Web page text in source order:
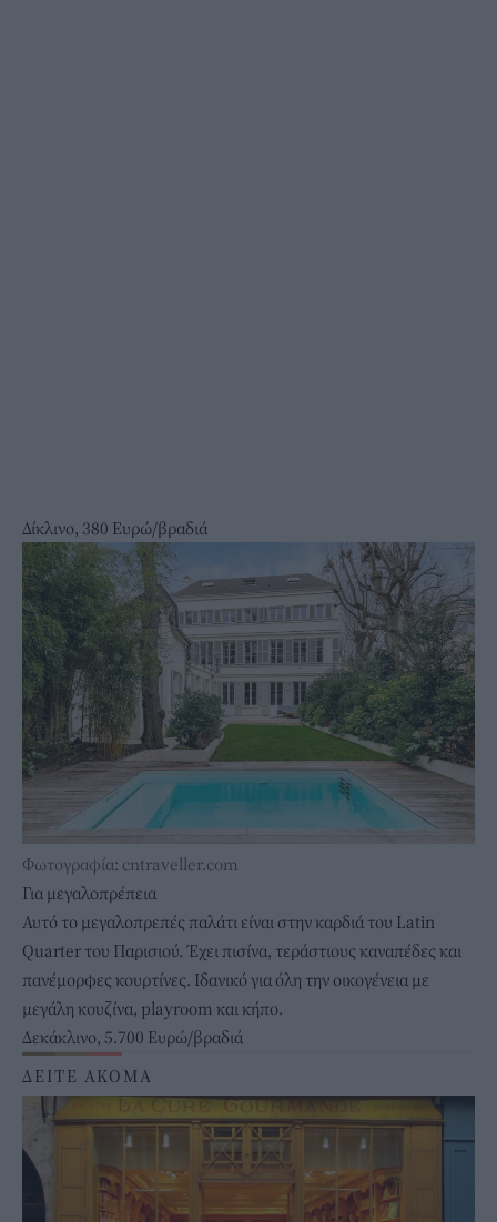
Δίκλινο, 380 Ευρώ/βραδιά
Φωτογραφία: cntraveller.com
Για μεγαλοπρέπεια
Αυτό το μεγαλοπρεπές παλάτι είναι στην καρδιά του Latin
Quarter του Παρισιού. Έχει πισίνα, τεράστιους καναπέδες και
πανέμορφες κουρτίνες. Ιδανικό για όλη την οικογένεια με
μεγάλη κουζίνα, playroom και κήπο.
Δεκάκλινο, 5.700 Ευρώ/βραδιά
ΔΕΙΤΕ ΑΚΟΜΑ